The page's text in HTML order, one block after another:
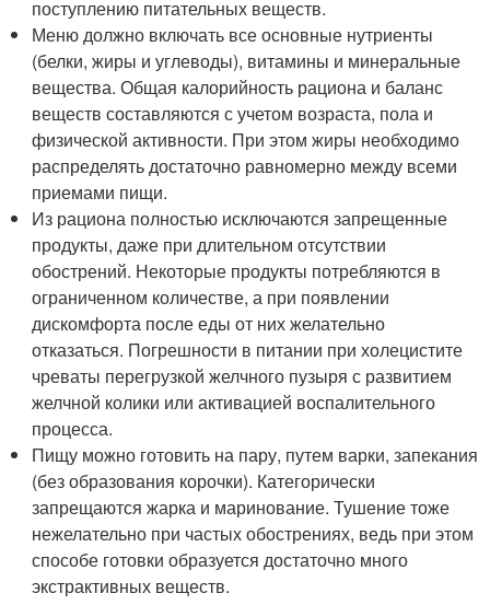
поступлению питательных веществ.
Меню должно включать все основные нутриенты
(белки, жиры и углеводы), витамины и минеральные
вещества. Общая калорийность рациона и баланс
веществ составляются с учетом возраста, пола и
физической активности. При этом жиры необходимо
распределять достаточно равномерно между всеми
приемами пищи.
Из рациона полностью исключаются запрещенные
продукты, даже при длительном отсутствии
обострений. Некоторые продукты потребляются в
ограниченном количестве, а при появлении
дискомфорта после еды от них желательно
отказаться. Погрешности в питании при холецистите
чреваты перегрузкой желчного пузыря с развитием
желчной колики или активацией воспалительного
процесса.
Пищу можно готовить на пару, путем варки, запекания
(без образования корочки). Категорически
запрещаются жарка и маринование. Тушение тоже
нежелательно при частых обострениях, ведь при этом
способе готовки образуется достаточно много
экстрактивных веществ.